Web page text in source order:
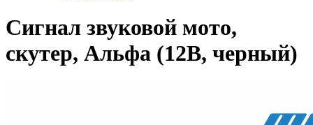
Сигнал звуковой мото,
скутер, Альфа (12В, черный)